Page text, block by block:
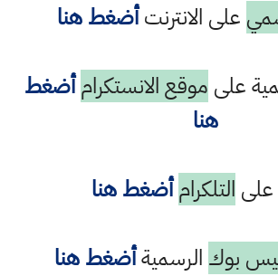
على الانترنتأضغط هنا
على موقع الانستكرام أضغط
هنا
على التلكرام أضغط هنا
بوك الرسميةأضغط هنا